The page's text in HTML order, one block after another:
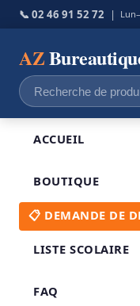
📞 02 46 91 52 72 |
AZ
Recherche
pour :
ACCUEIL
BOUTIQUE
📋 DEMANDE DE
LISTE SCOLAIRE
FAQ